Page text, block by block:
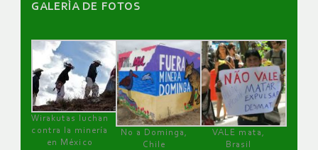
GALERÌA DE FOTOS
Wirakutas luchan
contra la minería
en México
No a Dominga,
Chile
VALE mata,
Brasil